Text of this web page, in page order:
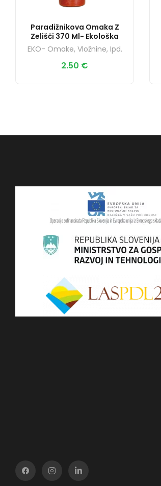
Paradižnikova Omaka Z
Zelišči 370 Ml- Ekološka
EKO- Omake, Vložnine, Ipd.
2.50 €